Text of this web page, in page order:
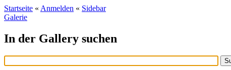
Startseite « Anmelden « Sidebar
Galerie
In der Gallery suchen